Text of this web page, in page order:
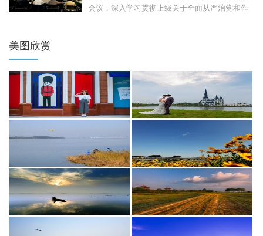
会议，深入学习贯彻上级关于全面从严治党和作
美图欣赏